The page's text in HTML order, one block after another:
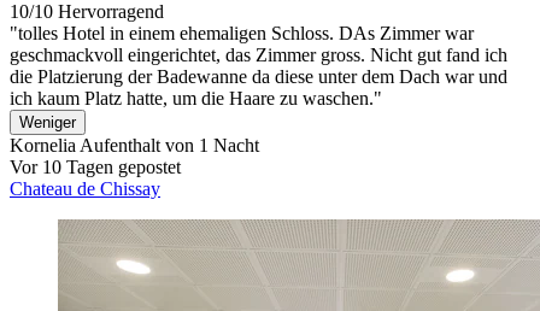
10/10 Hervorragend
"tolles Hotel in einem ehemaligen Schloss. DAs Zimmer war
geschmackvoll eingerichtet, das Zimmer gross. Nicht gut fand ich
die Platzierung der Badewanne da diese unter dem Dach war und
ich kaum Platz hatte, um die Haare zu waschen."
Weniger
KorneliaAufenthalt von 1 Nacht
Vor 10 Tagen gepostet
Chateau de Chissay